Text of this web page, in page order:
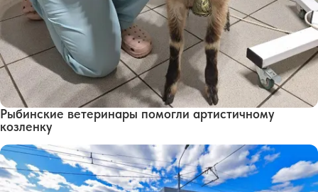
Рыбинские ветеринары помогли артистичному
козленку